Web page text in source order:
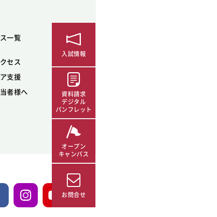
一覧
セス
支援
者様へ
入試情報
資料請求
デジタル
パンフレット
オープン
キャンパス
お問合せ